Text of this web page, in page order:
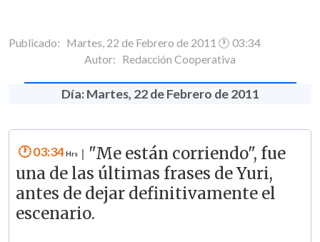
Publicado: Martes, 22 de Febrero de 2011 🕐 03:34
Autor: Redacción Cooperativa
Día: Martes, 22 de Febrero de 2011
03:34
"Me están corriendo", fue
una de las últimas frases de Yuri,
antes de dejar definitivamente el
escenario.